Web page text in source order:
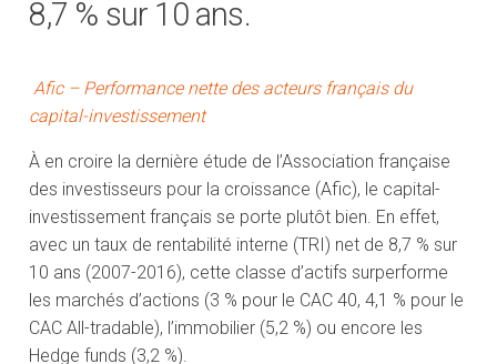
8,7 % sur 10 ans.
Afic – Performance nette des acteurs français du
capital-investissement
À en croire la dernière étude de l’Association française
des investisseurs pour la croissance (Afic), le capital-
investissement français se porte plutôt bien. En effet,
avec un taux de rentabilité interne (TRI) net de 8,7 % sur
10 ans (2007-2016), cette classe d’actifs surperforme
les marchés d’actions (3 % pour le CAC 40, 4,1 % pour le
CAC All-tradable), l’immobilier (5,2 %) ou encore les
Hedge funds (3,2 %).